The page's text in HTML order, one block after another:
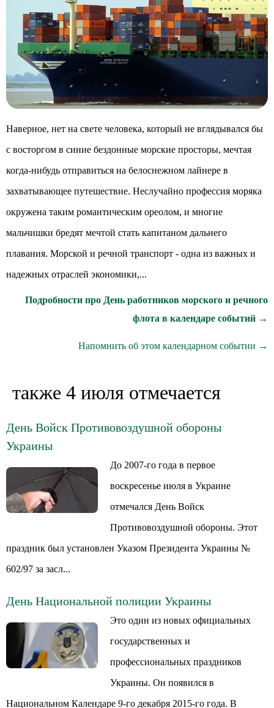
Наверное, нет на свете человека, который не вглядывался бы
с восторгом в синие бездонные морские просторы, мечтая
когда-нибудь отправиться на белоснежном лайнере в
захватывающее путешествие. Неслучайно профессия моряка
окружена таким романтическим ореолом, и многие
мальчишки бредят мечтой стать капитаном дальнего
плавания. Морской и речной транспорт - одна из важных и
надежных отраслей экономики,...
Подробности про День работников морского и речного
флота в календаре событий →
Напомнить об этом календарном событии →
также 4 июля отмечается
День Войск Противовоздушной обороны
Украины
До 2007-го года в первое
воскресенье июля в Украине
отмечался День Войск
Противовоздушной обороны. Этот
праздник был установлен Указом Президента Украины №
602/97 за засл...
День Национальной полиции Украины
Это один из новых официальных
государственных и
профессиональных праздников
Украины. Он появился в
Национальном Календаре 9-го декабря 2015-го года. В